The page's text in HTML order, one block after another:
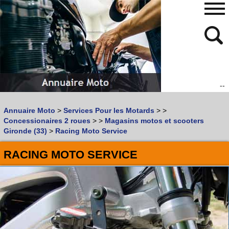
--
Vous recherchez un garage MOTOouSCOOTER
Quoi :
Où :
Trouver un garage Moto !
Retrouvez dans votre VILLE
les bonnes adresses de L'ANNUAIRE MOTO & SCOOTER
480
768
Annuaire Moto > Services Pour les Motards > >
Concessionaires 2 roues > > Magasins motos et scooters
Gironde (33) > Racing Moto Service
RACING MOTO SERVICE